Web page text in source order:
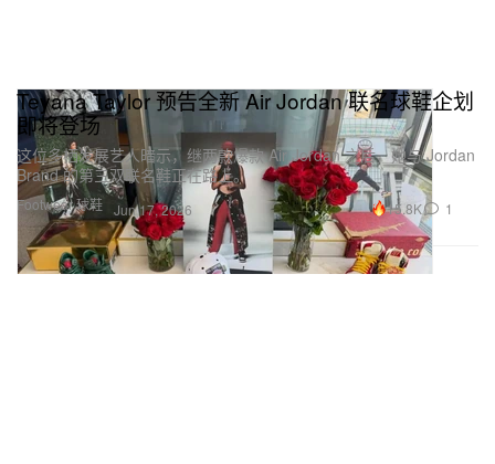
Footwear 球鞋
Teyana Taylor 预告全新 Air Jordan 联名球鞋企划
即将登场
这位多栖发展艺人暗示，继两款爆款 Air Jordan 之后，她与 Jordan
Brand 的第三双联名鞋正在路上。
Jun 17, 2026 15.8K 1